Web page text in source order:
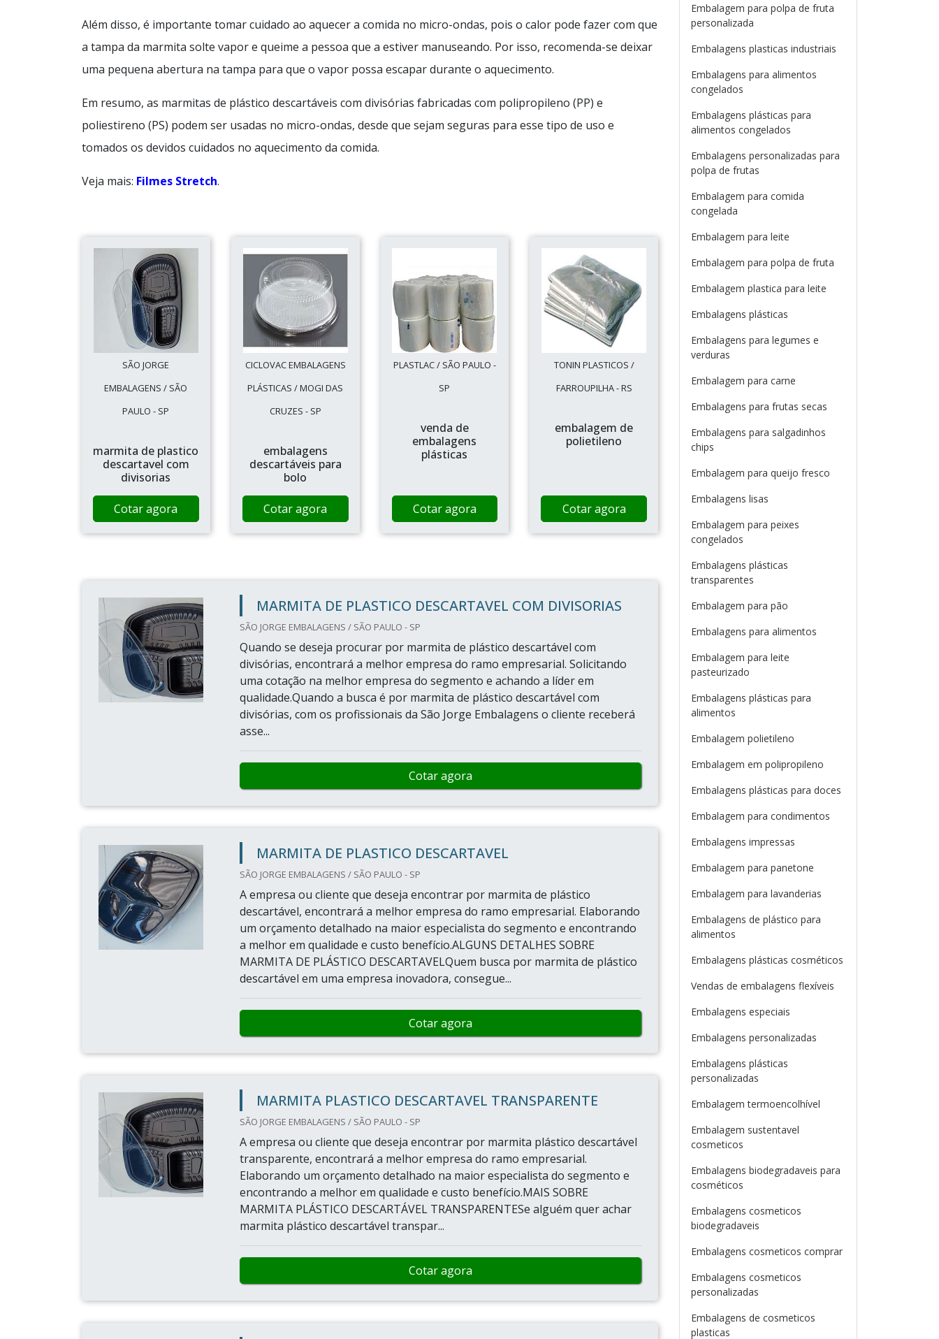
Além disso, é importante tomar cuidado ao aquecer a comida no micro-ondas, pois o calor pode fazer com que
a tampa da marmita solte vapor e queime a pessoa que a estiver manuseando. Por isso, recomenda-se deixar
uma pequena abertura na tampa para que o vapor possa escapar durante o aquecimento.
Em resumo, as marmitas de plástico descartáveis com divisórias fabricadas com polipropileno (PP) e
poliestireno (PS) podem ser usadas no micro-ondas, desde que sejam seguras para esse tipo de uso e
tomados os devidos cuidados no aquecimento da comida.
Veja mais: Filmes Stretch.
SÃO JORGE
EMBALAGENS / SÃO
PAULO - SP
marmita de plastico
descartavel com
divisorias
Cotar agora
CICLOVAC EMBALAGENS
PLÁSTICAS / MOGI DAS
CRUZES - SP
embalagens
descartáveis para
bolo
Cotar agora
PLASTLAC / SÃO PAULO -
SP
venda de
embalagens
plásticas
Cotar agora
TONIN PLASTICOS /
FARROUPILHA - RS
embalagem de
polietileno
Cotar agora
MARMITA DE PLASTICO DESCARTAVEL COM DIVISORIAS
SÃO JORGE EMBALAGENS / SÃO PAULO - SP
Quando se deseja procurar por marmita de plástico descartável com
divisórias, encontrará a melhor empresa do ramo empresarial. Solicitando
uma cotação na melhor empresa do segmento e achando a líder em
qualidade.Quando a busca é por marmita de plástico descartável com
divisórias, com os profissionais da São Jorge Embalagens o cliente receberá
asse...
Cotar agora
MARMITA DE PLASTICO DESCARTAVEL
SÃO JORGE EMBALAGENS / SÃO PAULO - SP
A empresa ou cliente que deseja encontrar por marmita de plástico
descartável, encontrará a melhor empresa do ramo empresarial. Elaborando
um orçamento detalhado na maior especialista do segmento e encontrando
a melhor em qualidade e custo benefício.ALGUNS DETALHES SOBRE
MARMITA DE PLÁSTICO DESCARTAVELQuem busca por marmita de plástico
descartável em uma empresa inovadora, consegue...
Cotar agora
MARMITA PLASTICO DESCARTAVEL TRANSPARENTE
SÃO JORGE EMBALAGENS / SÃO PAULO - SP
A empresa ou cliente que deseja encontrar por marmita plástico descartável
transparente, encontrará a melhor empresa do ramo empresarial.
Elaborando um orçamento detalhado na maior especialista do segmento e
encontrando a melhor em qualidade e custo benefício.MAIS SOBRE
MARMITA PLÁSTICO DESCARTÁVEL TRANSPARENTESe alguém quer achar
marmita plástico descartável transpar...
Cotar agora
Embalagem para polpa de fruta
personalizada
Embalagens plasticas industriais
Embalagens para alimentos
congelados
Embalagens plásticas para
alimentos congelados
Embalagens personalizadas para
polpa de frutas
Embalagem para comida
congelada
Embalagem para leite
Embalagem para polpa de fruta
Embalagem plastica para leite
Embalagens plásticas
Embalagens para legumes e
verduras
Embalagem para carne
Embalagens para frutas secas
Embalagens para salgadinhos
chips
Embalagem para queijo fresco
Embalagens lisas
Embalagem para peixes
congelados
Embalagens plásticas
transparentes
Embalagem para pão
Embalagens para alimentos
Embalagem para leite
pasteurizado
Embalagens plásticas para
alimentos
Embalagem polietileno
Embalagem em polipropileno
Embalagens plásticas para doces
Embalagem para condimentos
Embalagens impressas
Embalagem para panetone
Embalagem para lavanderias
Embalagens de plástico para
alimentos
Embalagens plásticas cosméticos
Vendas de embalagens flexíveis
Embalagens especiais
Embalagens personalizadas
Embalagens plásticas
personalizadas
Embalagem termoencolhível
Embalagem sustentavel
cosmeticos
Embalagens biodegradaveis para
cosméticos
Embalagens cosmeticos
biodegradaveis
Embalagens cosmeticos comprar
Embalagens cosmeticos
personalizadas
Embalagens de cosmeticos
plasticas